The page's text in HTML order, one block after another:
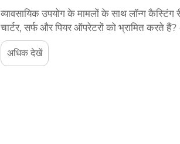
व्यावसायिक उपयोग के मामलों के साथ लॉन्ग
चार्टर, सर्फ और पियर ऑपरेटरों को भ्रामित करते
भी बात से अधिक चिंतित रहते हैं, लेकिन सच तो यह
अधिक देखें